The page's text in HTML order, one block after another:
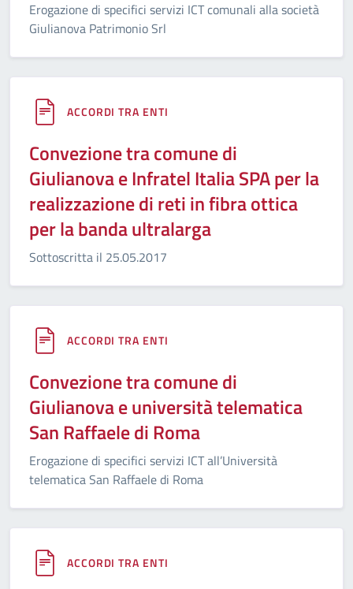
Erogazione di specifici servizi ICT comunali alla società
Giulianova Patrimonio Srl
ACCORDI TRA ENTI
Convezione tra comune di
Giulianova e Infratel Italia SPA per la
realizzazione di reti in fibra ottica
per la banda ultralarga
Sottoscritta il 25.05.2017
ACCORDI TRA ENTI
Convezione tra comune di
Giulianova e università telematica
San Raffaele di Roma
Erogazione di specifici servizi ICT all’Università
telematica San Raffaele di Roma
ACCORDI TRA ENTI